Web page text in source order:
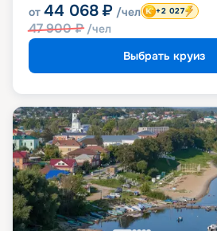
от 44 068 ₽ /чел
47 900₽ /чел
+2 027
Выбрать круиз